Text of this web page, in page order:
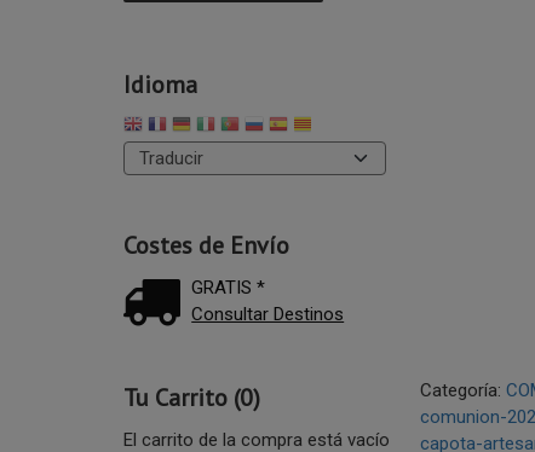
Idioma
Costes de Envío
GRATIS *
Consultar Destinos
Tu Carrito (0)
El carrito de la compra está vacío
Categoría:
comunion-
capota-